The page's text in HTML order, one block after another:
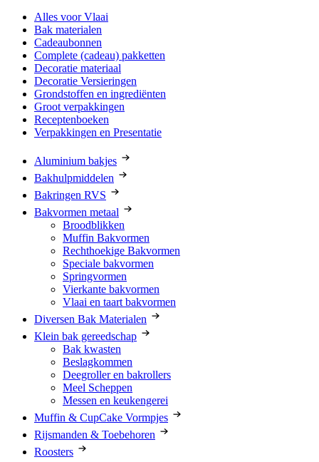
Alles voor Vlaai
Bak materialen
Cadeaubonnen
Complete (cadeau) pakketten
Decoratie materiaal
Decoratie Versieringen
Grondstoffen en ingrediënten
Groot verpakkingen
Receptenboeken
Verpakkingen en Presentatie
Aluminium bakjes
Bakhulpmiddelen
Bakringen RVS
Bakvormen metaal
Broodblikken
Muffin Bakvormen
Rechthoekige Bakvormen
Speciale bakvormen
Springvormen
Vierkante bakvormen
Vlaai en taart bakvormen
Diversen Bak Materialen
Klein bak gereedschap
Bak kwasten
Beslagkommen
Deegroller en bakrollers
Meel Scheppen
Messen en keukengerei
Muffin & CupCake Vormpjes
Rijsmanden & Toebehoren
Roosters